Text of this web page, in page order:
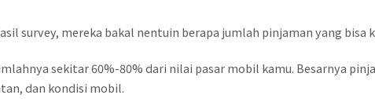
survey, mereka bakal nentuin berapa jumlah pinjaman yang bisa
sekitar 60%-80% dari nilai pasar mobil kamu. Besarnya
dan kondisi mobil.